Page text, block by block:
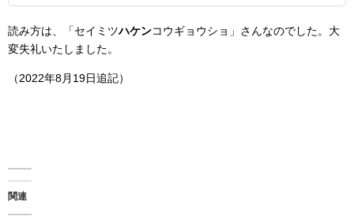
読み方は、「セイミツハケンコウギョウショ」さんなのでした。大
変失礼いたしました。
（2022年8月19日追記）
関連